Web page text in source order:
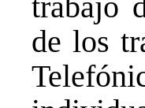
de los